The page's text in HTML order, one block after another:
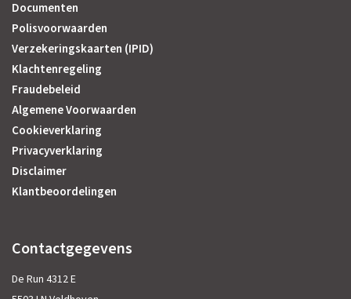
Documenten
Polisvoorwaarden
Verzekeringskaarten (IPID)
Klachtenregeling
Fraudebeleid
Algemene Voorwaarden
Cookieverklaring
Privacyverklaring
Disclaimer
Klantbeoordelingen
Contactgegevens
De Run 4312 E